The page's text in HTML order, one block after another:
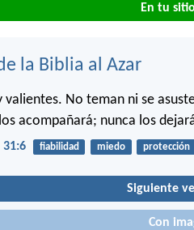
En tu
la Biblia al Azar
valientes. No teman ni se
acompañará; nunca los
fiabilidad miedo protección
Siguiente
Con